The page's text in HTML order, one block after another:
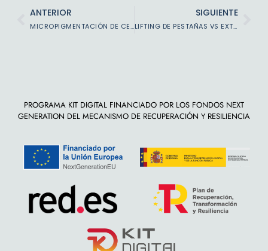
ANTERIOR
MICROPIGMENTACIÓN DE CEJAS: BELLEZA SEMIPERMANENTE CON EFECTO NATURAL
SIGUIENTE
LIFTING DE PESTAÑAS VS EXTENSIONES: ¿CUÁL ES MEJOR PARA TI?
PROGRAMA KIT DIGITAL FINANCIADO POR LOS FONDOS NEXT
GENERATION DEL MECANISMO DE RECUPERACIÓN Y RESILIENCIA